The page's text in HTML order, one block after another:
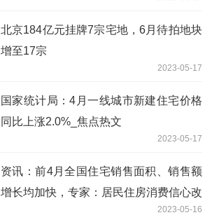
北京184亿元挂牌7宗宅地，6月待拍地块
增至17宗
2023-05-17
国家统计局：4月一线城市新建住宅价格
同比上涨2.0%_焦点热文
2023-05-17
资讯：前4月全国住宅销售面积、销售额
增长均加快，专家：居民住房消费信心改
2023-05-16